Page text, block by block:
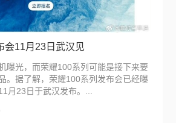
会11月23日武汉见
曝光，而荣耀100系列可能是接下来要
。据了解，荣耀100系列发布会已经曝
月23日于武汉发布。...